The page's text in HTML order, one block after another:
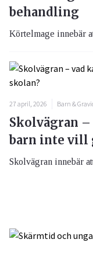
behandling
Körtelmage innebär
27 april, 2026 Barn &
Skolvägran
barn inte vill
Skolvägran innebär